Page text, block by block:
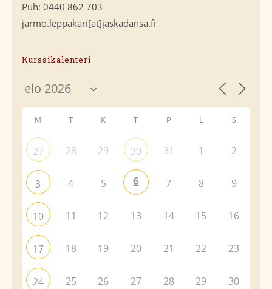
Puh: 0440 862 703
jarmo.leppakari[at]jaskadansa.fi
Kurssikalenteri
M T K T P L S
27 28 29 30 31 1 2
3 4 5 6 7 8 9
10 11 12 13 14 15 16
17 18 19 20 21 22 23
24 25 26 27 28 29 30